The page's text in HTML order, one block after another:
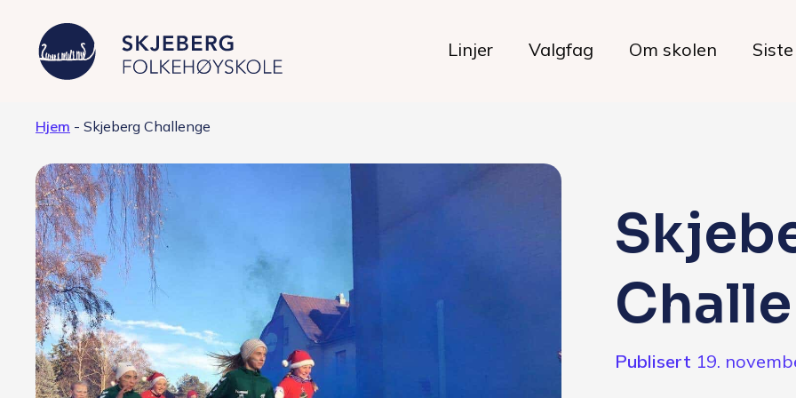
Linjer Valgfag Om skolen
Våre linjer
Filmproduksjon – Japan
Foto – fashion og kunst
Grafisk design – Japansk kultur
Musikkproduksjon – Artist &
Livet på skolen
Hjem - Skjeberg Challenge
Publisert 19.